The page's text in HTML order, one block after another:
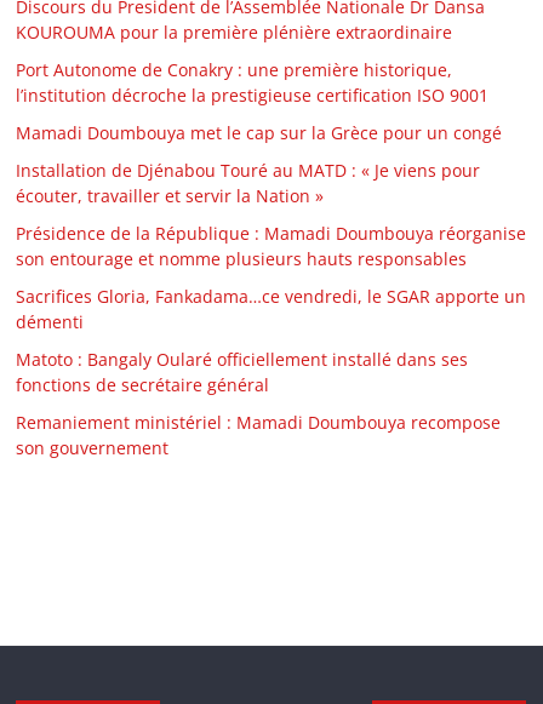
Discours du President de l’Assemblée Nationale Dr Dansa
KOUROUMA pour la première plénière extraordinaire
Port Autonome de Conakry : une première historique,
l’institution décroche la prestigieuse certification ISO 9001
Mamadi Doumbouya met le cap sur la Grèce pour un congé
Installation de Djénabou Touré au MATD : « Je viens pour
écouter, travailler et servir la Nation »
Présidence de la République : Mamadi Doumbouya réorganise
son entourage et nomme plusieurs hauts responsables
Sacrifices Gloria, Fankadama…ce vendredi, le SGAR apporte un
démenti
Matoto : Bangaly Oularé officiellement installé dans ses
fonctions de secrétaire général
Remaniement ministériel : Mamadi Doumbouya recompose
son gouvernement